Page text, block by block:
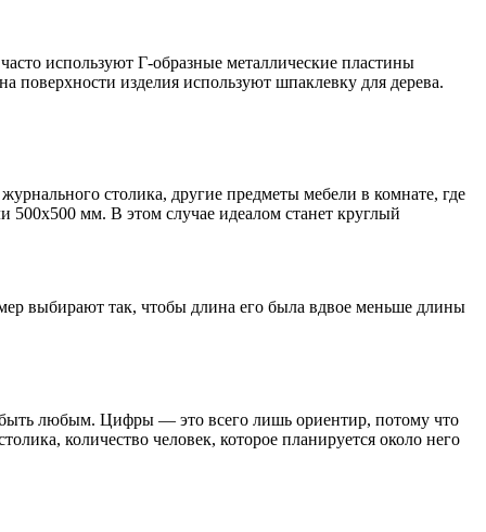
используют Г-образные металлические пластины
поверхности изделия используют шпаклевку для дерева.
столика, другие предметы мебели в комнате, где
500х500 мм. В этом случае идеалом станет круглый
выбирают так, чтобы длина его была вдвое меньше длины
любым. Цифры — это всего лишь ориентир, потому что
количество человек, которое планируется около него